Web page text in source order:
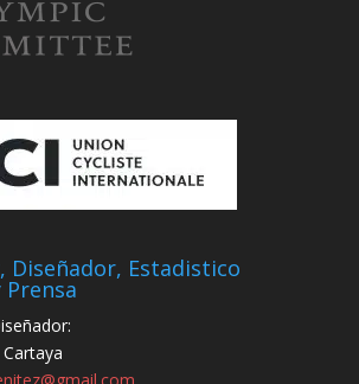
Diseñador, Estadistico